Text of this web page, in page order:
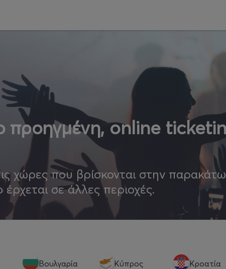
προηγμένη, online
χώρες που βρίσκονται στην παρακάτω
έρχεται σε άλλες περιοχές.
Βουλγαρία Κύπρος Κροατία